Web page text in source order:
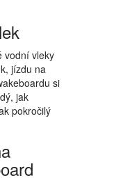
vodní vleky
jízdu na
si
jak
pokročilý